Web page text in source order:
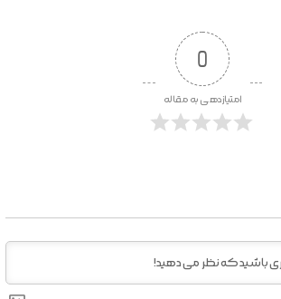
0
امتیازدهی به مقاله